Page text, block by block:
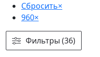
Сбросить×
960×
Фильтры (36)